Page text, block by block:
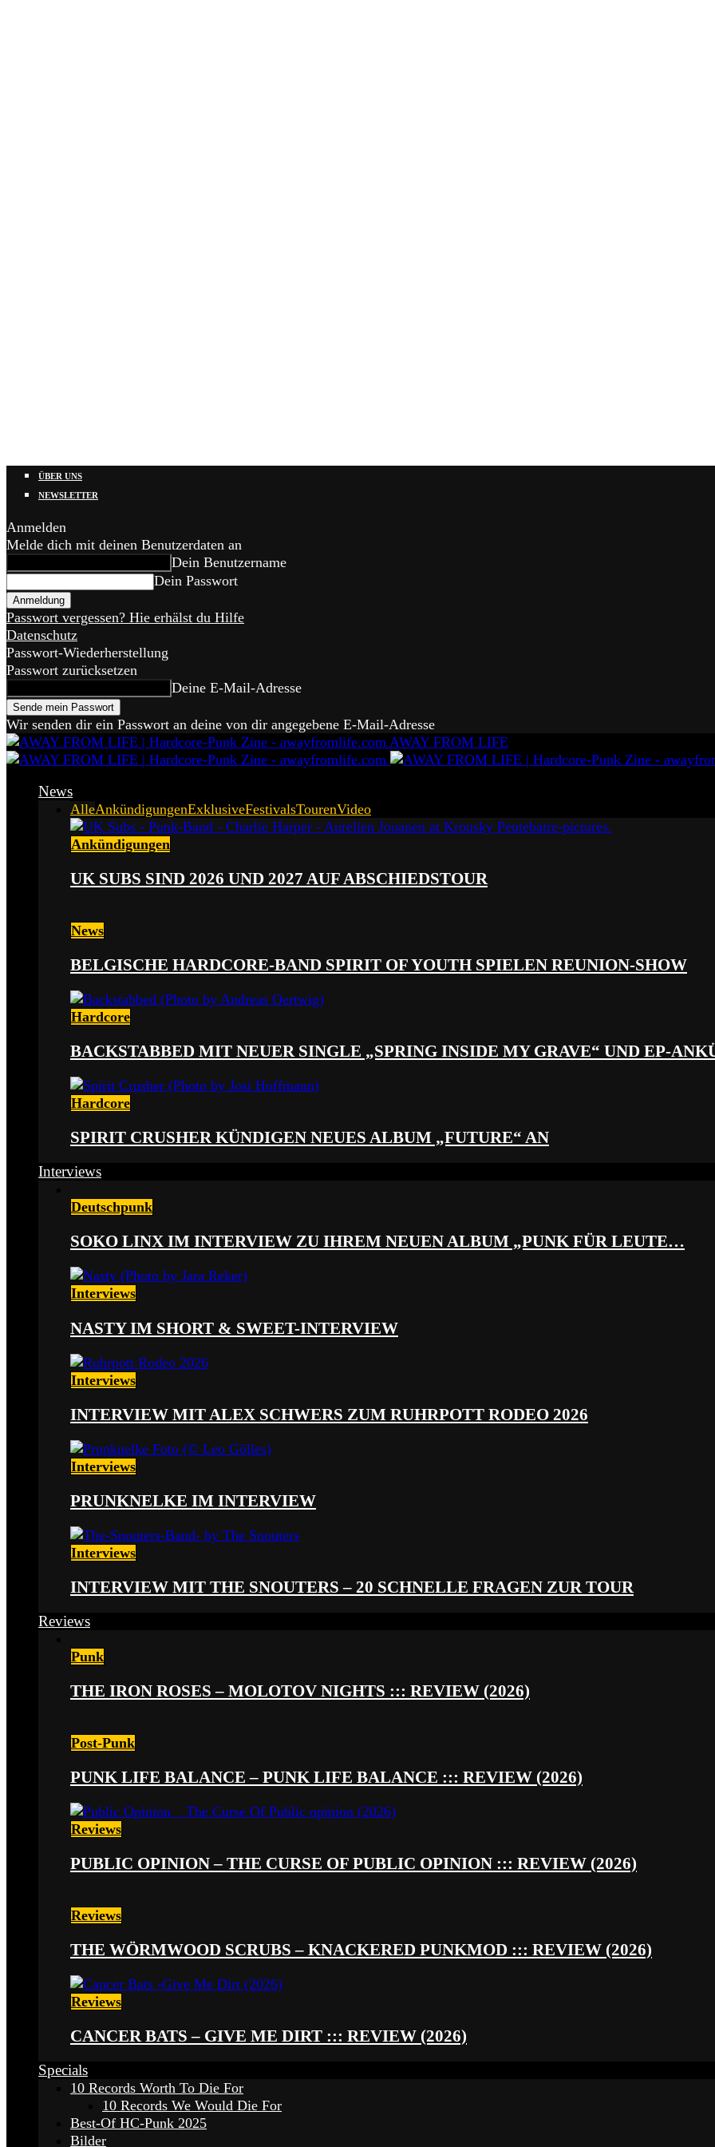
ÜBER UNS
NEWSLETTER
Anmelden
Melde dich mit deinen Benutzerdaten an
Dein Benutzername
Dein Passwort
Passwort vergessen? Hie erhälst du Hilfe
Datenschutz
Passwort-Wiederherstellung
Passwort zurücksetzen
Deine E-Mail-Adresse
Wir senden dir ein Passwort an deine von dir angegebene E-Mail-Adresse
AWAY FROM LIFE
News
AlleAnkündigungenExklusiveFestivalsTourenVideo
Ankündigungen
UK SUBS SIND 2026 UND 2027 AUF ABSCHIEDSTOUR
News
BELGISCHE HARDCORE-BAND SPIRIT OF YOUTH SPIELEN REUNION-SHOW
Hardcore
BACKSTABBED MIT NEUER SINGLE „SPRING INSIDE MY GRAVE“ UND EP-
Hardcore
SPIRIT CRUSHER KÜNDIGEN NEUES ALBUM „FUTURE“ AN
Interviews
Deutschpunk
SOKO LINX IM INTERVIEW ZU IHREM NEUEN ALBUM „PUNK FÜR LEUTE…
Interviews
NASTY IM SHORT & SWEET-INTERVIEW
Interviews
INTERVIEW MIT ALEX SCHWERS ZUM RUHRPOTT RODEO 2026
Interviews
PRUNKNELKE IM INTERVIEW
Interviews
INTERVIEW MIT THE SNOUTERS – 20 SCHNELLE FRAGEN ZUR TOUR
Reviews
Punk
THE IRON ROSES – MOLOTOV NIGHTS ::: REVIEW (2026)
Post-Punk
PUNK LIFE BALANCE – PUNK LIFE BALANCE ::: REVIEW (2026)
Reviews
PUBLIC OPINION – THE CURSE OF PUBLIC OPINION ::: REVIEW (2026)
Reviews
THE WÖRMWOOD SCRUBS – KNACKERED PUNKMOD ::: REVIEW (2026)
Reviews
CANCER BATS – GIVE ME DIRT ::: REVIEW (2026)
Specials
10 Records Worth To Die For
10 Records We Would Die For
Best-Of HC-Punk 2025
Bilder